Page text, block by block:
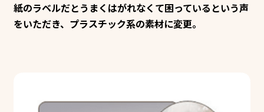
紙のラベルだとうまくはがれなくて困っているという声
をいただき、プラスチック系の素材に変更。